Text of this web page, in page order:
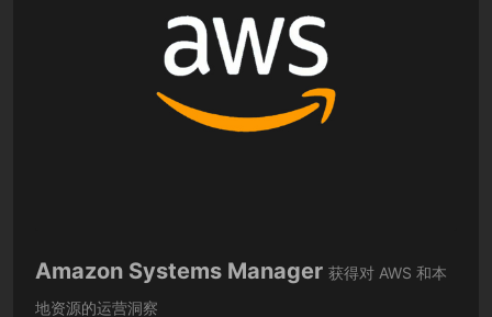
Amazon Systems Manager 获得对 AWS 和本
地资源的运营洞察